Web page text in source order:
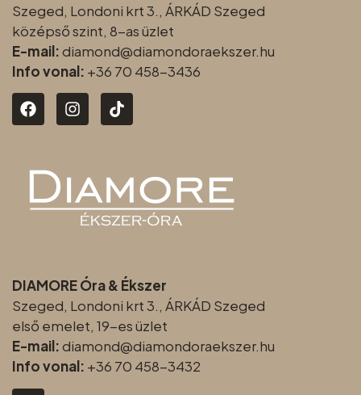
Szeged, Londoni krt 3., ÁRKÁD Szeged
középső szint, 8-as üzlet
E-mail:diamond@diamondoraekszer.hu
Info vonal: +36 70 458-3436
DIAMORE Óra & Ékszer
Szeged, Londoni krt 3., ÁRKÁD Szeged
első emelet, 19-es üzlet
E-mail:diamond@diamondoraekszer.hu
Info vonal: +36 70 458-3432